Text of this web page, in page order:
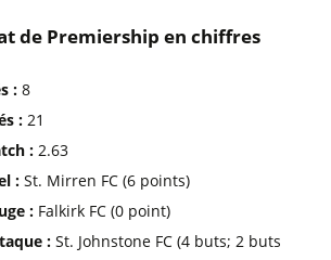
de Premiership en chiffres
: 8
: 21
: 2.63
: St. Mirren FC (6 points)
: Falkirk FC (0 point)
: St. Johnstone FC (4 buts; 2 buts